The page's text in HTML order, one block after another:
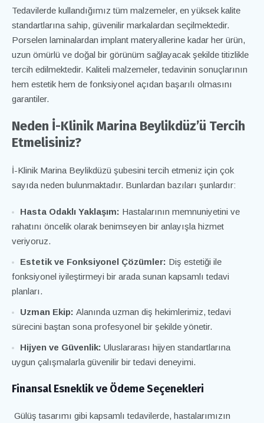
Tedavilerde kullandığımız tüm malzemeler, en yüksek kalite
standartlarına sahip, güvenilir markalardan seçilmektedir.
Porselen laminalardan implant materyallerine kadar her ürün,
uzun ömürlü ve doğal bir görünüm sağlayacak şekilde titizlikle
tercih edilmektedir. Kaliteli malzemeler, tedavinin sonuçlarının
hem estetik hem de fonksiyonel açıdan başarılı olmasını
garantiler.
Neden İ-Klinik Marina Beylikdüz’ü Tercih
Etmelisiniz?
İ-Klinik Marina Beylikdüzü şubesini tercih etmeniz için çok
sayıda neden bulunmaktadır. Bunlardan bazıları şunlardır:
Hasta Odaklı Yaklaşım: Hastalarının memnuniyetini ve
rahatını öncelik olarak benimseyen bir anlayışla hizmet
veriyoruz.
Estetik ve Fonksiyonel Çözümler: Diş estetiği ile
fonksiyonel iyileştirmeyi bir arada sunan kapsamlı tedavi
planları.
Uzman Ekip: Alanında uzman diş hekimlerimiz, tedavi
sürecini baştan sona profesyonel bir şekilde yönetir.
Hijyen ve Güvenlik: Uluslararası hijyen standartlarına
uygun çalışmalarla güvenilir bir tedavi deneyimi.
Finansal Esneklik ve Ödeme Seçenekleri
Gülüş tasarımı gibi kapsamlı tedavilerde, hastalarımızın